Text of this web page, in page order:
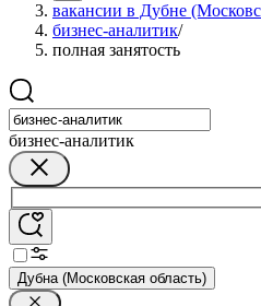
вакансии в Дубне
бизнес-аналитик/
полная занятость
бизнес-аналитик
Дубна (Московская область)